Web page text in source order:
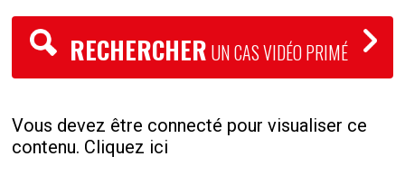
RECHERCHER UN CAS VIDÉO PRIMÉ
Vous devez être connecté pour visualiser ce
contenu. Cliquez ici